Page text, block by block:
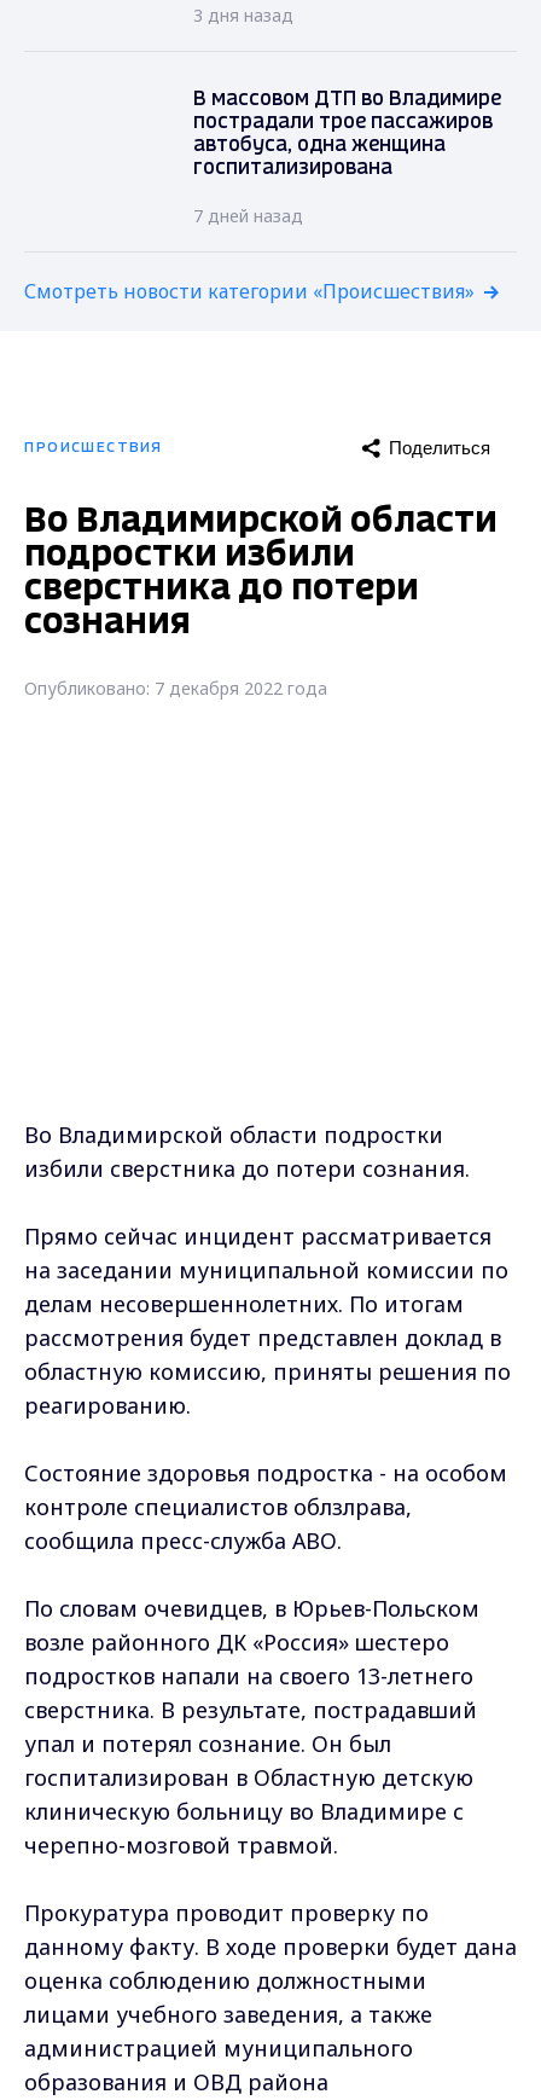
3 дня назад
В массовом ДТП во Владимире
пострадали трое пассажиров
автобуса, одна женщина
госпитализирована
7 дней назад
Смотреть новости категории «Происшествия»
ПРОИСШЕСТВИЯ Поделиться
Во Владимирской области
подростки избили
сверстника до потери
сознания
Опубликовано: 7 декабря 2022 года
Во Владимирской области подростки
избили сверстника до потери сознания.
Прямо сейчас инцидент рассматривается
на заседании муниципальной комиссии по
делам несовершеннолетних. По итогам
рассмотрения будет представлен доклад в
областную комиссию, приняты решения по
реагированию.
Состояние здоровья подростка - на особом
контроле специалистов облзлрава,
сообщила пресс-служба АВО.
По словам очевидцев, в Юрьев-Польском
возле районного ДК «Россия» шестеро
подростков напали на своего 13-летнего
сверстника. В результате, пострадавший
упал и потерял сознание. Он был
госпитализирован в Областную детскую
клиническую больницу во Владимире с
черепно-мозговой травмой.
Прокуратура проводит проверку по
данному факту. В ходе проверки будет дана
оценка соблюдению должностными
лицами учебного заведения, а также
администрацией муниципального
образования и ОВД района